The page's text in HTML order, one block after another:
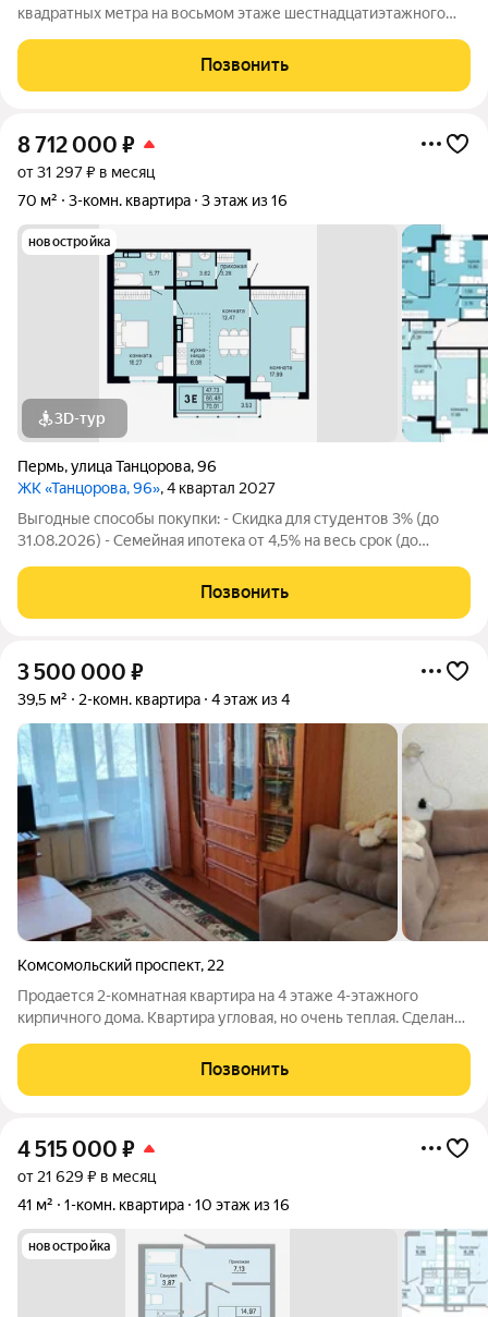
квадратных метра на восьмом этаже шестнадцатиэтажного
Краснокамск, микрорайон Центр, Комсомольский проспект,
дом №4. Просторная жилая зона занимает
Позвонить
8 712 000 ₽
от 31 297 ₽ в месяц
70 м²
3-комн. квартира 3 этаж из 16
новостройка
3D-тур
Пермь,улица Танцорова,96
ЖК «Танцорова, 96», 4 квартал 2027
Выгодные способы покупки: - Скидка для студентов 3% (до
31.08.2026) - Семейная ипотека от 4,5% на весь срок (до
Скидка до 3% за каждого ребёнка (до 31.08.2026) -
Материнский и жилищный
Позвонить
3 500 000 ₽
39,5 м² 2-комн. квартира 4 этаж из 4
Комсомольский проспект, 22
Продается 2-комнатная квартира на 4 этаже 4-этажного
кирпичного дома. Квартира угловая, но очень теплая. Сделан
линолеум, на стенах обои. Есть балкон, застеклен.
Установлены счетчики
Позвонить
4 515 000 ₽
от 21 629 ₽ в месяц
41 м²
1-комн. квартира 10 этаж из 16
новостройка